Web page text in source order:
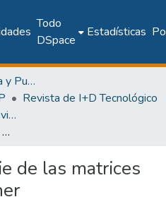
Todo
DSpace
Estadísticas
Editorial Universitaria y Publicaciones Seriadas
Revista de I+D Tecnológico
Vol. 1, Núm. 2 (2002): Revista I+D Tecnológico
Expansión en serie de las matrices reducias de Wigner
de las matrices